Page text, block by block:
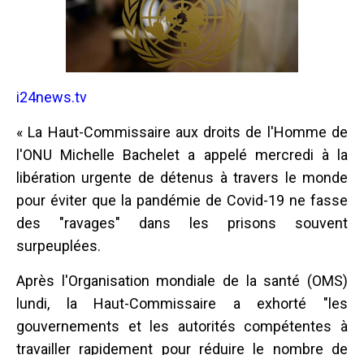
i24news.tv
« La Haut-Commissaire aux droits de l'Homme de
l'ONU Michelle Bachelet a appelé mercredi à la
libération urgente de détenus à travers le monde
pour éviter que la pandémie de Covid-19 ne fasse
des "ravages" dans les prisons souvent
surpeuplées.
Après l'Organisation mondiale de la santé (OMS)
lundi, la Haut-Commissaire a exhorté "les
gouvernements et les autorités compétentes à
travailler rapidement pour réduire le nombre de